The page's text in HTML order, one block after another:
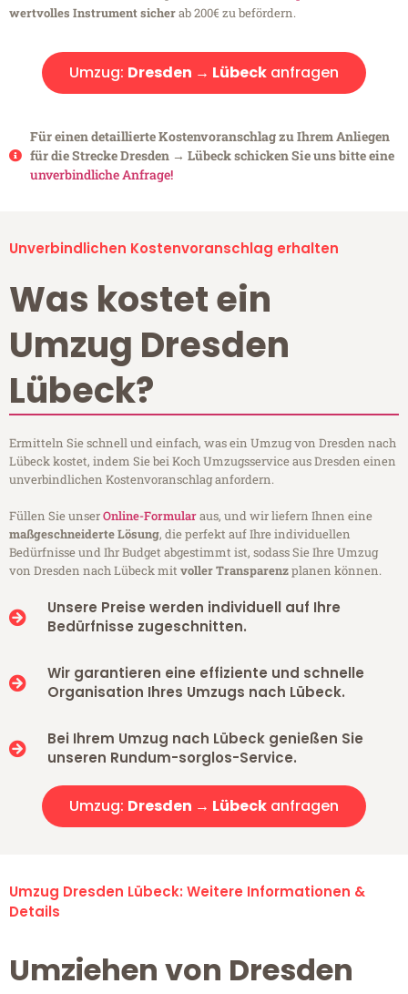
wertvolles Instrument sicherab 200€ zu befördern.
Umzug: Dresden → Lübeck anfragen
Für einen detaillierte Kostenvoranschlag zu Ihrem Anliegen
für die Strecke Dresden → Lübeck schicken Sie uns bitte eine
unverbindliche Anfrage!
Unverbindlichen Kostenvoranschlag erhalten
Was kostet ein
Umzug Dresden
Lübeck?
Ermitteln Sie schnell und einfach, was ein Umzug von Dresden nach
Lübeck kostet, indem Sie bei Koch Umzugsservice aus Dresden einen
unverbindlichen Kostenvoranschlag anfordern.
Füllen Sie unserOnline-Formularaus, und wir liefern Ihnen eine
maßgeschneiderte Lösung, die perfekt auf Ihre individuellen
Bedürfnisse und Ihr Budget abgestimmt ist, sodass Sie Ihre Umzug
von Dresden nach Lübeck mitvoller Transparenzplanen können.
Unsere Preise werden individuell auf Ihre
Bedürfnisse zugeschnitten.
Wir garantieren eine effiziente und schnelle
Organisation Ihres Umzugs nach Lübeck.
Bei Ihrem Umzug nach Lübeck genießen Sie
unseren Rundum-sorglos-Service.
Umzug: Dresden → Lübeck anfragen
Umzug Dresden Lübeck: Weitere Informationen &
Details
Umziehen von Dresden